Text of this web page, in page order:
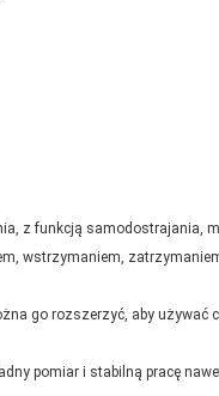
z funkcją samodostrajania,
wstrzymaniem,
go rozszerzyć, aby używać
pomiar i stabilną pracę